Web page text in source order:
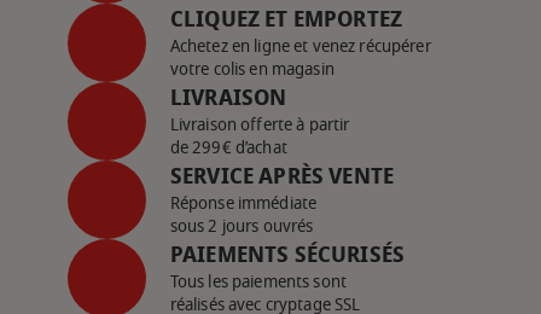
CLIQUEZ ET EMPORTEZ
Achetez en ligne et venez récupérer
votre colis en magasin
LIVRAISON
Livraison offerte à partir
de 299€ d’achat
SERVICE APRÈS VENTE
Réponse immédiate
sous 2 jours ouvrés
PAIEMENTS SÉCURISÉS
Tous les paiements sont
réalisés avec cryptage SSL